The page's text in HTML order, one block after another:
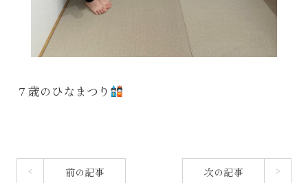
７歳のひなまつり
前の記事 次の記事